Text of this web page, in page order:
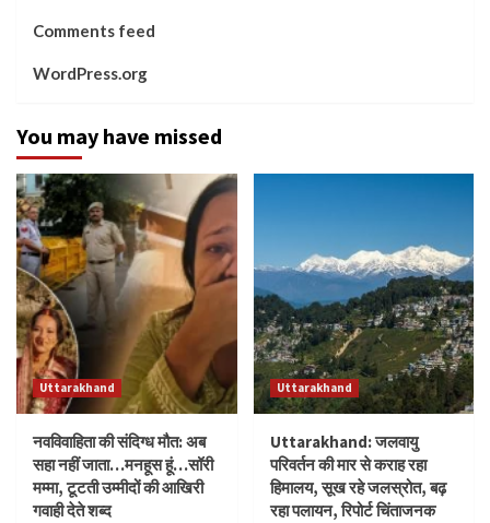
Comments feed
WordPress.org
You may have missed
Uttarakhand
नवविवाहिता की संदिग्ध मौत: अब
सहा नहीं जाता…मनहूस हूं…सॉरी
मम्मा, टूटती उम्मीदों की आखिरी
गवाही देते शब्द
Uttarakhand
Uttarakhand: जलवायु
परिवर्तन की मार से कराह रहा
हिमालय, सूख रहे जलस्रोत, बढ़
रहा पलायन, रिपोर्ट चिंताजनक